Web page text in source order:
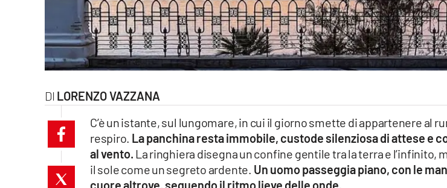
cosenzachannel.it
LORENZO VAZZANA
C’è un istante, sul lungomare, in cui il giorno smette di appartenere al
respiro. La panchina resta immobile, custode silenziosa di attese e
al vento. La ringhiera disegna un confine gentile tra la terra e l’infinito,
il sole come un segreto ardente. Un uomo passeggia piano, con le